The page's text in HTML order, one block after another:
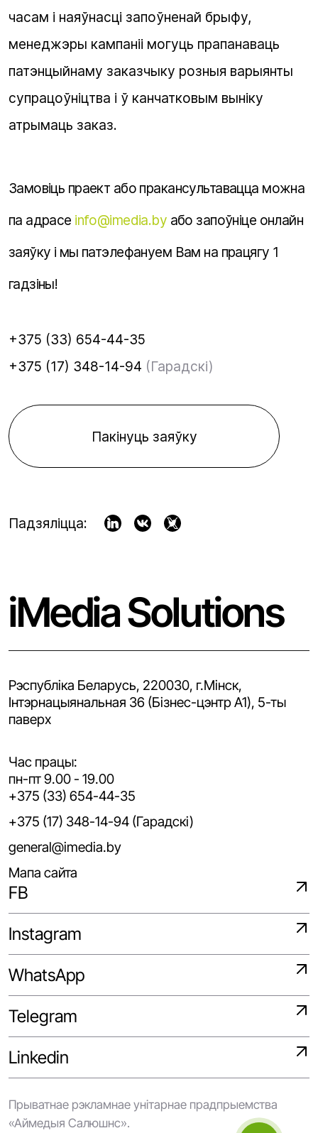
часам і наяўнасці запоўненай брыфу,
менеджэры кампаніі могуць прапанаваць
патэнцыйнаму заказчыку розныя варыянты
супрацоўніцтва і ў канчатковым выніку
атрымаць заказ.
Замовіць праект або пракансультавацца можна
па адрасе info@imedia.by або запоўніце онлайн
заяўку і мы патэлефануем Вам на працягу 1
гадзіны!
+375 (33) 654-44-35
+375 (17) 348-14-94 (Гарадскі)
Пакінуць заяўку
Падзяліцца:
iMedia Solutions
Рэспубліка Беларусь, 220030, г.Мінск,
Iнтэрнацыянальная 36 (Бізнес-цэнтр A1), 5-ты
паверх
Час працы:
пн-пт 9.00 - 19.00
+375 (33) 654-44-35
+375 (17) 348-14-94 (Гарадскі)
general@imedia.by
Мапа сайта
FB
Instagram
WhatsApp
Telegram
Linkedin
Прыватнае рэкламнае унітарнае прадпрыемства
«Аймедыя Салюшнс».